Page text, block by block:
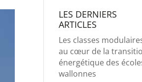
LES DERNIERS
ARTICLES
Les classes
au cœur de la
énergétique des
wallonnes